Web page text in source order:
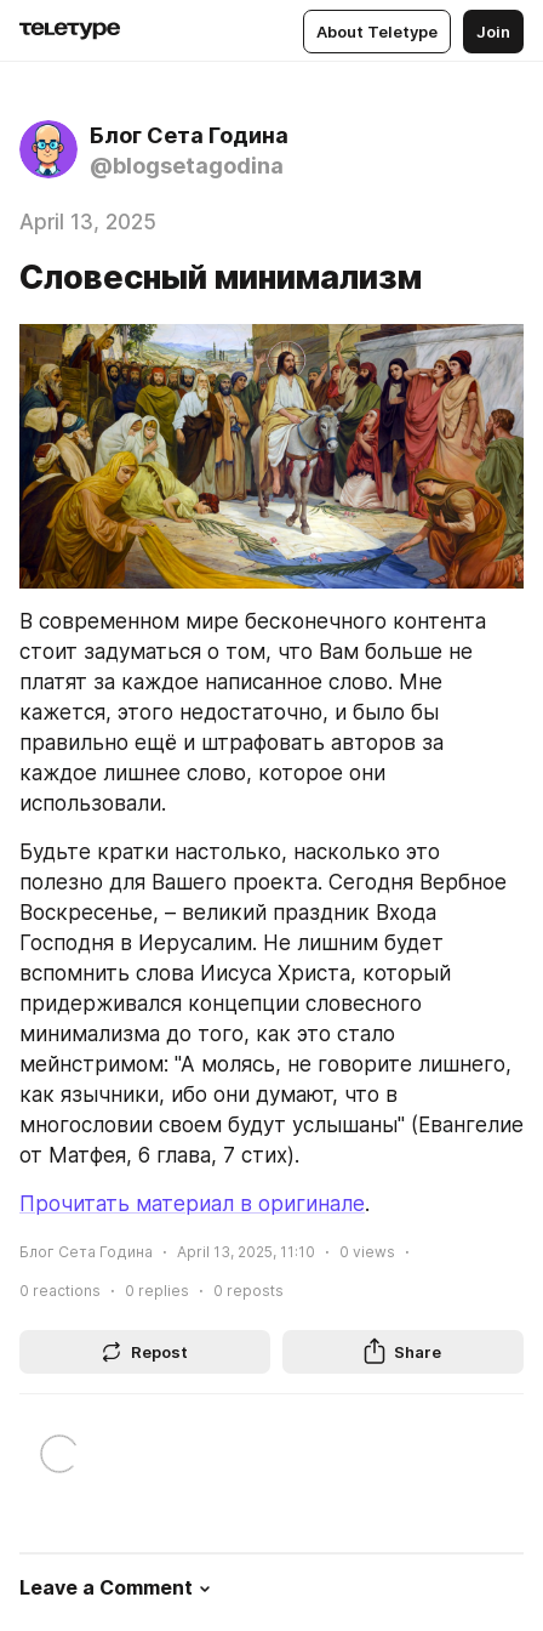
About Teletype Join
Блог Сета Година
@blogsetagodina
April 13, 2025
Словесный минимализм
В современном мире бесконечного контента
стоит задуматься о том, что Вам больше не
платят за каждое написанное слово. Мне
кажется, этого недостаточно, и было бы
правильно ещё и штрафовать авторов за
каждое лишнее слово, которое они
использовали.
Будьте кратки настолько, насколько это
полезно для Вашего проекта. Сегодня Вербное
Воскресенье, – великий праздник Входа
Господня в Иерусалим. Не лишним будет
вспомнить слова Иисуса Христа, который
придерживался концепции словесного
минимализма до того, как это стало
мейнстримом: "А молясь, не говорите лишнего,
как язычники, ибо они думают, что в
многословии своем будут услышаны" (Евангелие
от Матфея, 6 глава, 7 стих).
Прочитать материал в оригинале.
Блог Сета Година April 13, 2025, 11:10 0 views
0 reactions 0 replies 0 reposts
Repost Share
Leave a Comment